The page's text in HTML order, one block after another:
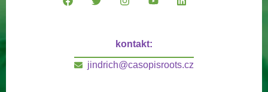
kontakt:
jindrich@casopisroots.cz